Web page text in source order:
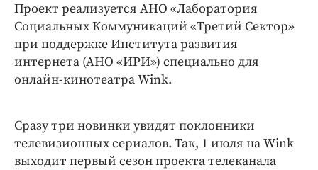
Проект реализуется АНО «Лаборатория
Социальных Коммуникаций «Третий Сектор»
при поддержке Института развития
интернета (АНО «ИРИ») специально для
онлайн-кинотеатра Wink.
Сразу три новинки увидят поклонники
телевизионных сериалов. Так, 1 июля на Wink
выходит первый сезон проекта телеканала